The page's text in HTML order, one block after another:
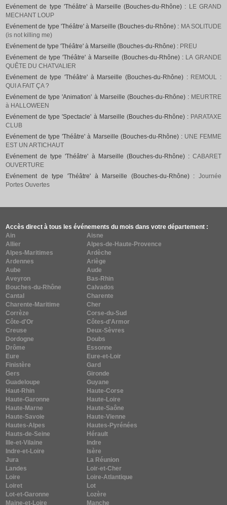
Evénement de type 'Théâtre' à Marseille (Bouches-du-Rhône) : LE GRAND
MECHANT LOUP
Evénement de type 'Théâtre' à Marseille (Bouches-du-Rhône) : MA SOLITUDE
(is not killing me)
Evénement de type 'Théâtre' à Marseille (Bouches-du-Rhône) : PREU
Evénement de type 'Théâtre' à Marseille (Bouches-du-Rhône) : LA GRANDE
QUÊTE DU CHATVALIER
Evénement de type 'Théâtre' à Marseille (Bouches-du-Rhône) : REMOUL :
QUI A FAIT ÇA ?
Evénement de type 'Animation' à Marseille (Bouches-du-Rhône) : MEURTRE
à HALLOWEEN
Evénement de type 'Spectacle' à Marseille (Bouches-du-Rhône) : PARATAXE
CLUB
Evénement de type 'Théâtre' à Marseille (Bouches-du-Rhône) : UNE FEMME
EST UN ARTICHAUT
Evénement de type 'Théâtre' à Marseille (Bouches-du-Rhône) : CABARET
OUVERTURE
Evénement de type 'Théâtre' à Marseille (Bouches-du-Rhône) : Journée
Portes Ouvertes
Accès direct à tous les événements du mois dans votre département :
Ain
Aisne
Allier
Alpes-de-Haute-Provence
Alpes-Maritimes
Ardèche
Ardennes
Ariège
Aube
Aude
Aveyron
Bas-Rhin
Bouches-du-Rhône
Calvados
Cantal
Charente
Charente-Maritime
Cher
Corrèze
Corse-du-Sud
Côte-d'Or
Côtes-d'Armor
Creuse
Deux-Sèvres
Dordogne
Doubs
Drôme
Essonne
Eure
Eure-et-Loir
Finistère
Gard
Gers
Gironde
Guadeloupe
Guyane
Haut-Rhin
Haute-Corse
Haute-Garonne
Haute-Loire
Haute-Marne
Haute-Saône
Haute-Savoie
Haute-Vienne
Hautes-Alpes
Hautes-Pyrénées
Hauts-de-Seine
Hérault
Ille-et-Vilaine
Indre
Indre-et-Loire
Isère
Jura
La Réunion
Landes
Loir-et-Cher
Loire
Loire-Atlantique
Loiret
Lot
Lot-et-Garonne
Lozère
Maine-et-Loire
Manche